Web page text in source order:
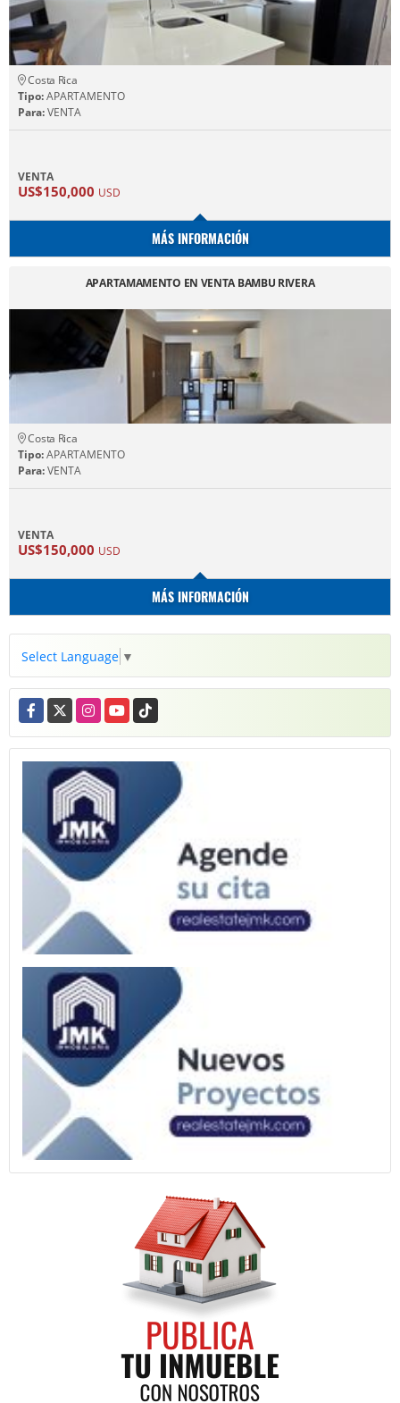
Costa Rica
Tipo:APARTAMENTO
Para:VENTA
VENTA
US$150,000 USD
MÁS INFORMACIÓN
APARTAMAMENTO EN VENTA BAMBU RIVERA
Costa Rica
Tipo:APARTAMENTO
Para:VENTA
VENTA
US$150,000 USD
MÁS INFORMACIÓN
Select Language ▼
Facebook
X InstagramYouTubeTikTok